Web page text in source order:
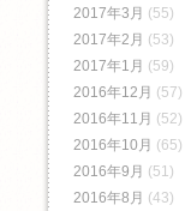
2017年3月 (55)
2017年2月 (53)
2017年1月 (59)
2016年12月 (57)
2016年11月 (52)
2016年10月 (65)
2016年9月 (51)
2016年8月 (43)